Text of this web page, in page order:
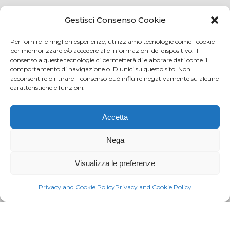
Gestisci Consenso Cookie
Per fornire le migliori esperienze, utilizziamo tecnologie come i cookie
per memorizzare e/o accedere alle informazioni del dispositivo. Il
consenso a queste tecnologie ci permetterà di elaborare dati come il
comportamento di navigazione o ID unici su questo sito. Non
acconsentire o ritirare il consenso può influire negativamente su alcune
caratteristiche e funzioni.
Accetta
Nega
Visualizza le preferenze
Privacy and Cookie PolicyPrivacy and Cookie Policy
Credits Privacy and cookie
Via Virginio 358/360
Loc. Anselmo 50025 Montespertoli (FI)
E-mail: info@paciarrediscolastici.com
PEC: pacisrl@interfreepec.it
Tel e Fax: +39 0571 675108
PI e CF: 05012160486 Registro delle Imprese di
Capitale Sociale Euro 20.800,00 i.v.